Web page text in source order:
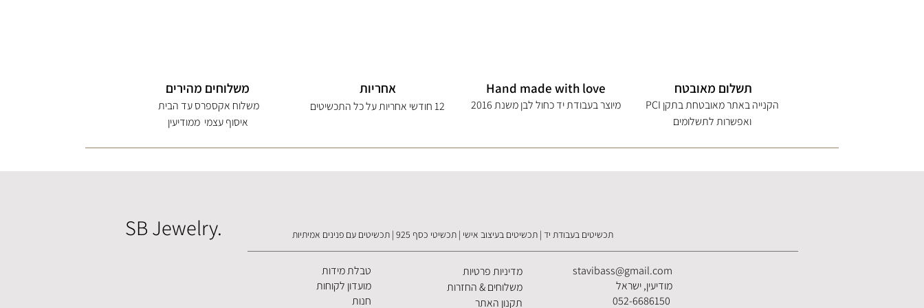
משלוחים מהירים
משלוח אקספרס עד הבית
איסוף עצמי ממודיעין
אחריות
12 חודשי אחריות על כל התכשיטים
Hand made with love
מיוצר בעבודת יד כחול לבן משנת 2016
תשלום מאובטח
הקנייה באתר מאובטחת בתקן PCI
ואפשרות לתשלומים
תכשיטים בעבודת יד | תכשיטים בעיצוב אישי | תכשיטי כסף 925 | תכשיטים עם פנינים אמיתיות SB Jewelry.
stavibass@gmail.com
מודיעין, ישראל
מדיניות פרטיות
משלוחים & החזרות
תקנון האתר
טבלת מידות
מועדון לקוחות
חנות